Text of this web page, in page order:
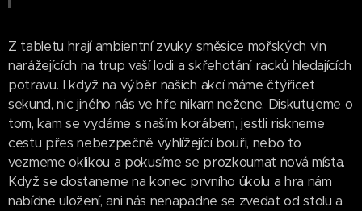
Z tabletu hrají ambientní zvuky, směsice mořských vln
narážejících na trup vaší lodi a skřehotání racků hledajících
potravu. I když na výběr našich akcí máme čtyřicet
sekund, nic jiného nás ve hře nikam nežene. Diskutujeme o
tom, kam se vydáme s naším korábem, jestli riskneme
cestu přes nebezpečně vyhlížející bouři, nebo to
vezmeme oklikou a pokusíme se prozkoumat nová místa.
Když se dostaneme na konec prvního úkolu a hra nám
nabídne uložení, ani nás nenapadne se zvedat od stolu a